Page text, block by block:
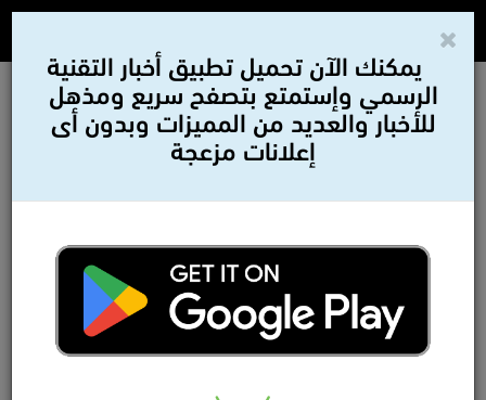
يمكنك الآن تحميل تطبيق أخبار التقنية
الرسمي وإستمتع بتصفح سريع ومذهل
للأخبار والعديد من المميزات وبدون أى
إعلانات مزعجة